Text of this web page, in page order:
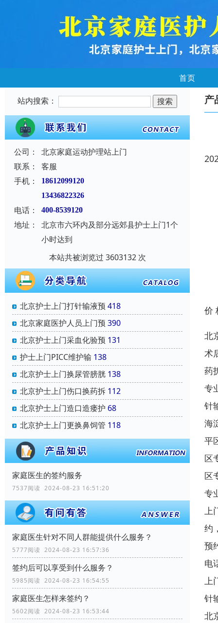
首页
站内搜索：
公司：
北京家庭运动护理站上门
联系：
客服
手机：
18612099120
13436822326
电话： 400-8539120
地址：
北京市六环内及部分远郊县护士上门1个
小时达到
本站共被浏览过 3603132 次
北京护士上门打针输液预 418
北京家庭医护人员上门预 390
北京护士上门采血化验预 131
护士上门PICC维护输 138
北京护士上门换尿管膀胱 138
北京护士上门伤口换药拆 112
北京护士上门造口造瘘护 68
北京护士上门更换鼻饲管 118
家庭医生的签约服务
7537阅读 2024-08-23 16:51:20
家庭医生针对不同人群能提供什么服务？
5777阅读 2024-08-23 16:57:36
签约后可以享受到什么服务？
5985阅读 2024-08-23 16:54:55
家庭医生怎样来签约？
5602阅读 2024-08-23 16:53:44
产
价
北
术
药
专
针
海
平
区
区
专
上
约
预
电
上
针
北